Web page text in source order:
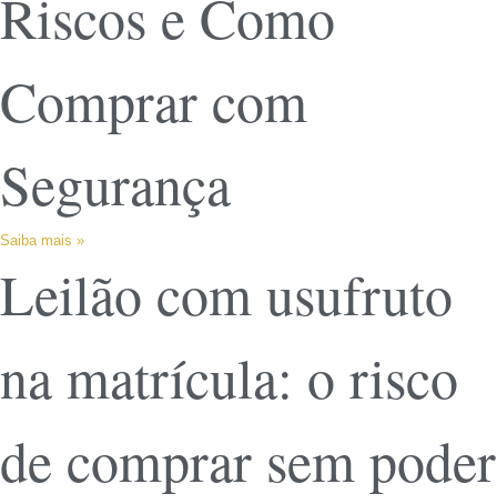
Riscos e Como
Comprar com
Segurança
Saiba mais »
Leilão com usufruto
na matrícula: o risco
de comprar sem poder